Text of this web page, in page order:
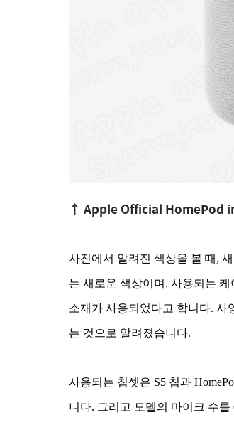
↑ Apple Official HomePod
사진에서 알려진 색상을 볼 때,
는 새로운 색상이며, 사용되는
소재가 사용되었다고 합니다. 사
는 것으로 알려졌습니다.
사용되는 칩셋은 S5 칩과
니다. 그리고 모델의 마이크 수